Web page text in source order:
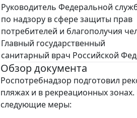
Руководитель Федеральной
по надзору в сфере защиты прав
потребителей и благополучия
Главный государственный
санитарный врач Российской
Обзор документа
Роспотребнадзор подготовил
пляжах и в рекреационных
следующие меры: